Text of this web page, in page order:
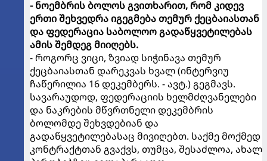
- ნოემბრის ბოლოს გვითხარით, რომ კიდევ
ერთი შეხვედრა იგეგმება თემურ ქეცბაიასთან
და ფედერაცია საბოლოო გადაწყვეტილებას
ამის შემდეგ მიიღებს.
- როგორც ვიცი, ზვიად სიჭინავა თემურ
ქეცბაიასთან დარეკვას ხვალ (ინტერვიუ
ჩაწერილია 16 დეკემბერს. - ავტ.) გეგმავს.
სავარაუდოდ, ფედერაციის ხელმძღვანელები
და ნაკრების მწვრთნელი დეკემბრის
ბოლომდე შეხვდებიან და
გადაწყვეტილებასაც მივიღებთ. საქმე მოქმედ
კონტრაქტთან გვაქვს, თუმცა, შესაძლოა, ახალ